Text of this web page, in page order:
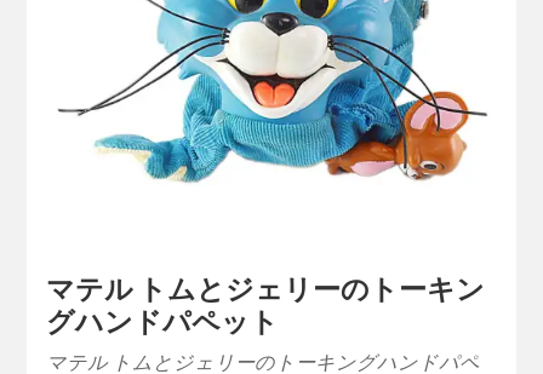
マテル トムとジェリーのトーキン
グハンドパペット
マテル トムとジェリーのトーキングハンドパペ